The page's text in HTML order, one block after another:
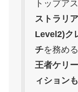
トップア
ストラリ
Level2)ク
チを務め
王者ケリ
ィション